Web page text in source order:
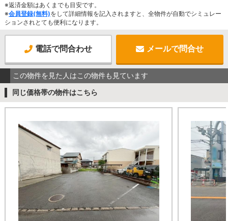
※返済金額はあくまでも目安です。
※会員登録(無料)をして詳細情報を記入されますと、全物件が自動でシミュレー
ションされとても便利になります。
電話で問合わせ メールで問合せ
この物件を見た人はこの物件も見ています
同じ価格帯の物件はこちら